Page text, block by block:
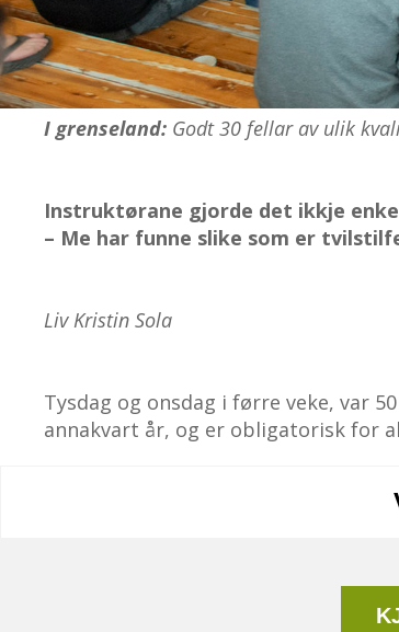
I grenseland: Godt 30 fellar av ulik
Instruktørane gjorde det ikkje
– Me har funne slike som er
Liv Kristin Sola
Tysdag og onsdag i førre veke, var
annakvart år, og er obligatorisk for